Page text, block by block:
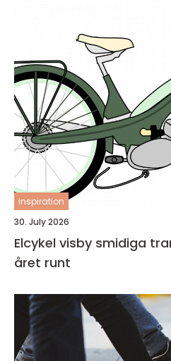
inspiration
30. July 2026
Elcykel visby smidiga transporter på två hjul
året runt